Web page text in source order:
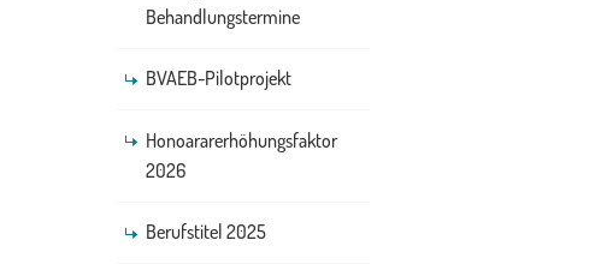
Behandlungstermine
BVAEB-Pilotprojekt
Honoararerhöhungsfaktor
2026
Berufstitel 2025